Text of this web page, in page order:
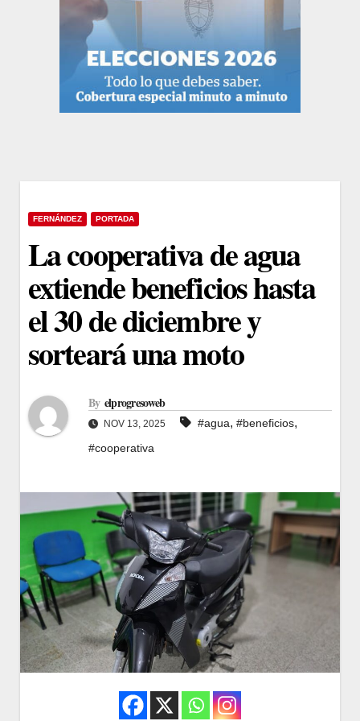
FERNÁNDEZ PORTADA
La cooperativa de agua
extiende beneficios hasta
el 30 de diciembre y
sorteará una moto
By elprogresoweb
NOV 13, 2025 #agua, #beneficios,
#cooperativa